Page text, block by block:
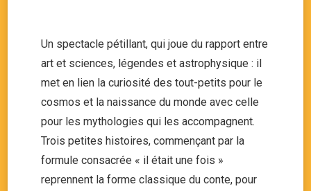
Un spectacle pétillant, qui joue du rapport entre
art et sciences, légendes et astrophysique : il
met en lien la curiosité des tout-petits pour le
cosmos et la naissance du monde avec celle
pour les mythologies qui les accompagnent.
Trois petites histoires, commençant par la
formule consacrée « il était une fois »
reprennent la forme classique du conte, pour